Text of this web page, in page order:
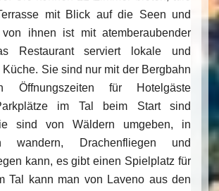
mit Blick auf die Seen und
ihnen ist mit atemberaubender
Restaurant serviert lokale und
Sie sind nur mit der Bergbahn
Öffnungszeiten für Hotelgäste
im Tal beim Start sind
sind von Wäldern umgeben, in
wandern, Drachenfliegen und
kann, es gibt einen Spielplatz für
Tal kann man von Laveno aus den